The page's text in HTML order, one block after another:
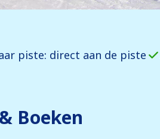
piste: direct aan de piste
Boeken